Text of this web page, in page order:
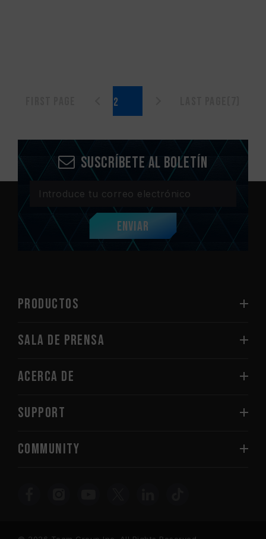
Suscríbete al boletín
Enviar
PRODUCTOS
Sala de prensa
Acerca de
SUPPORT
COMMUNITY